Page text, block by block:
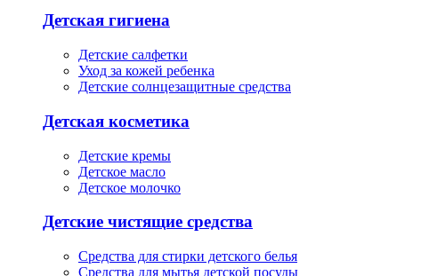
Детская гигиена
Детские салфетки
Уход за кожей ребенка
Детские солнцезащитные средства
Детская косметика
Детские кремы
Детское масло
Детское молочко
Детские чистящие средства
Средства для стирки детского белья
Средства для мытья детской посуды